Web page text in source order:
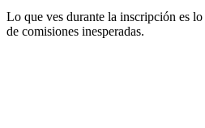
Lo que ves durante la inscripción es
de comisiones inesperadas.